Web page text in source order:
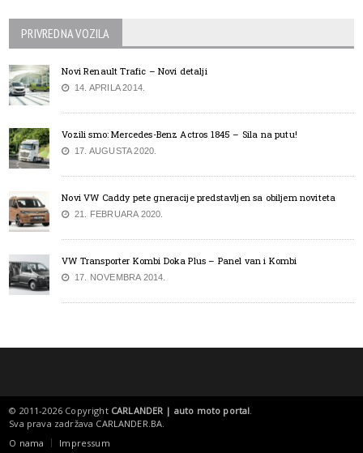
PRIVREDNA VOZILA
Novi Renault Trafic – Novi detalji
14. APRILA 2014.
Vozili smo: Mercedes-Benz Actros 1845 – Sila na putu!
17. AUGUSTA 2020.
Novi VW Caddy pete gneracije predstavljen sa obiljem noviteta
21. FEBRUARA 2020.
VW Transporter Kombi Doka Plus – Panel van i Kombi
17. NOVEMBRA 2014.
© 2011-2026 Copyright CARLANDER | auto moto portal.
Sva prava zadržava CARLANDER.BA.
O nama
Impressum